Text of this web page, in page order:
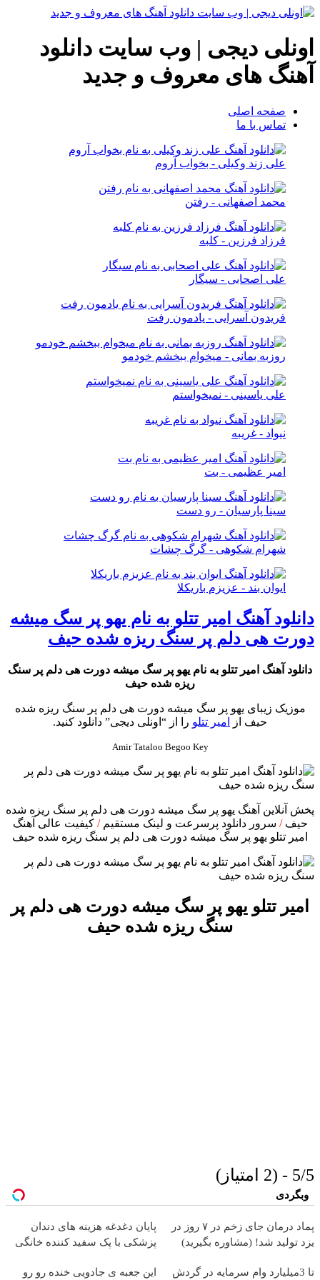
اونلی دیجی | وب سایت دانلود
آهنگ های معروف و جدید
صفحه اصلی
تماس با ما
علی زند وکیلی - بخواب آروم
محمد اصفهانی - رفتن
فرزاد فرزین - کلبه
علی اصحابی - سیگار
فریدون آسرایی - یادمون رفت
روزبه بمانی - میخوام ببخشم خودمو
علی یاسینی - نمیخواستم
نیواد - غریبه
امیر عظیمی - بت
سینا پارسیان - رو دست
شهرام شکوهی - گرگ چشات
ایوان بند - عزیزم باریکلا
دانلود آهنگ امیر تتلو به نام یهو پر سگ میشه
دورت هی دلم پر سنگ ریزه شده حیف
دانلود آهنگ امیر تتلو به نام یهو پر سگ میشه دورت هی دلم پر سنگ
ریزه شده حیف
موزیک زیبای یهو پر سگ میشه دورت هی دلم پر سنگ ریزه شده
حیف از
امیر تتلو را از “اونلی دیجی” دانلود کنید.
Amir Tataloo Begoo Key
پخش آنلاین آهنگ یهو پر سگ میشه دورت هی دلم پر سنگ ریزه شده
حیف/ سرور دانلود پرسرعت و لینک مستقیم/ کیفیت عالی آهنگ
امیر تتلو یهو پر سگ میشه دورت هی دلم پر سنگ ریزه شده حیف
امیر تتلو یهو پر سگ میشه دورت هی دلم پر
سنگ ریزه شده حیف
5/5 - (2 امتیاز)
وبگردی
پماد درمان جای زخم در ۷ روز در
یزد تولید شد! (مشاوره بگیرید)
پایان دغدغه هزینه های دندان
پزشکی با پک سفید کننده خانگی
تا 3میلیارد وام سرمایه در گردش این جعبه ی جادویی خنده رو رو